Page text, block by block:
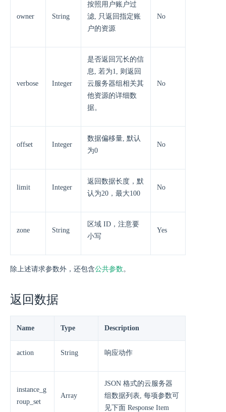
owner String
按照用户账户过
滤, 只返回指定账
户的资源
No
verbose Integer
是否返回冗长的信
息, 若为1, 则返回
云服务器组相关其
他资源的详细数
据。
No
offset Integer
数据偏移量, 默认
为0
No
limit Integer
返回数据长度，默
认为20，最大100
No
zone String
区域 ID，注意要
小写
Yes
除上述请求参数外，还包含公共参数。
返回数据
Name Type Description
action String 响应动作
instance_g
roup_set
Array
JSON 格式的云服务器
组数据列表, 每项参数可
见下面 Response Item